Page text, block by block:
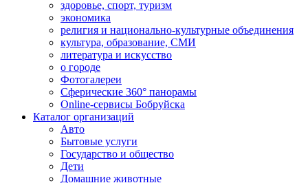
здоровье, спорт, туризм
экономика
религия и национально-культурные объединения
культура, образование, СМИ
литература и искусство
о городе
Фотогалереи
Сферические 360° панорамы
Online-сервисы Бобруйска
Каталог организаций
Авто
Бытовые услуги
Государство и общество
Дети
Домашние животные